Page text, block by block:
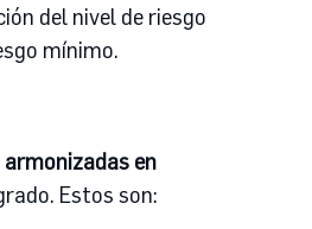
del nivel de riesgo
mínimo.
en
Estos son: